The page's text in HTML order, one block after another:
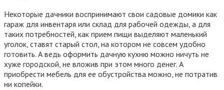
Некоторые дачники воспринимают свои садовые домики как
гараж для инвентаря или склад для рабочей одежды, а для
таких потребностей, как прием пищи выделяют маленький
уголок, ставят старый стол, на котором не совсем удобно
готовить. А ведь оформить дачную кухню можно ничуть не
хуже городской, не вложив при этом много денег. А
приобрести мебель для ее обустройства можно, не потратив
ни копейки.